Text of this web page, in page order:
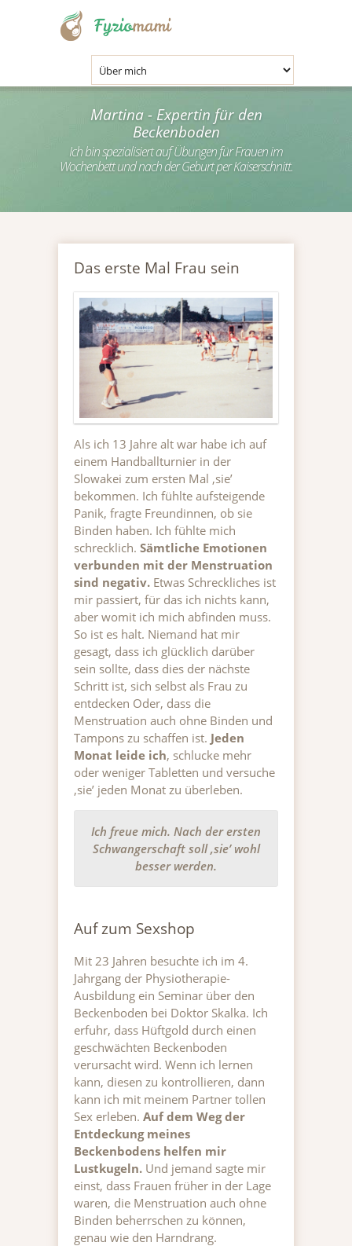
Martina - Expertin für den
Beckenboden
Ich bin spezialisiert auf Übungen für Frauen im
Wochenbett und nach der Geburt per Kaiserschnitt.
Das erste Mal Frau sein
Als ich 13 Jahre alt war habe ich auf
einem Handballturnier in der
Slowakei zum ersten Mal ‚sie’
bekommen. Ich fühlte aufsteigende
Panik, fragte Freundinnen, ob sie
Binden haben. Ich fühlte mich
schrecklich. Sämtliche Emotionen
verbunden mit der Menstruation
sind negativ. Etwas Schreckliches ist
mir passiert, für das ich nichts kann,
aber womit ich mich abfinden muss.
So ist es halt. Niemand hat mir
gesagt, dass ich glücklich darüber
sein sollte, dass dies der nächste
Schritt ist, sich selbst als Frau zu
entdecken Oder, dass die
Menstruation auch ohne Binden und
Tampons zu schaffen ist. Jeden
Monat leide ich, schlucke mehr
oder weniger Tabletten und versuche
‚sie’ jeden Monat zu überleben.
Ich freue mich. Nach der ersten
Schwangerschaft soll ‚sie’ wohl
besser werden.
Auf zum Sexshop
Mit 23 Jahren besuchte ich im 4.
Jahrgang der Physiotherapie-
Ausbildung ein Seminar über den
Beckenboden bei Doktor Skalka. Ich
erfuhr, dass Hüftgold durch einen
geschwächten Beckenboden
verursacht wird. Wenn ich lernen
kann, diesen zu kontrollieren, dann
kann ich mit meinem Partner tollen
Sex erleben. Auf dem Weg der
Entdeckung meines
Beckenbodens helfen mir
Lustkugeln. Und jemand sagte mir
einst, dass Frauen früher in der Lage
waren, die Menstruation auch ohne
Binden beherrschen zu können,
genau wie den Harndrang.